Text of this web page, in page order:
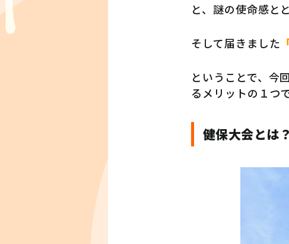
と、謎の使命感と
そして届きました
ということで、今
るメリットの１つ
健保大会とは？